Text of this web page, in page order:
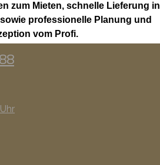
zum Mieten, schnelle Lieferung in
professionelle Planung und
vom Profi.